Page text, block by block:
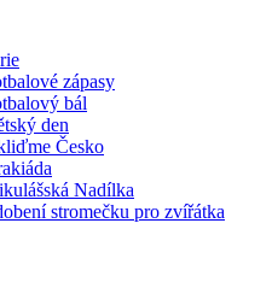
zápasy
bál
den
Česko
Nadílka
stromečku pro zvířátka